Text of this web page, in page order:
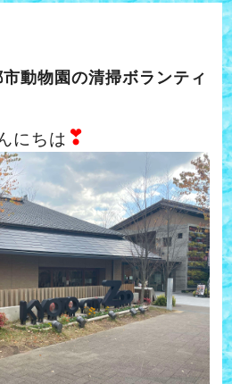
動物園の清掃ボランティ
にちは ❣